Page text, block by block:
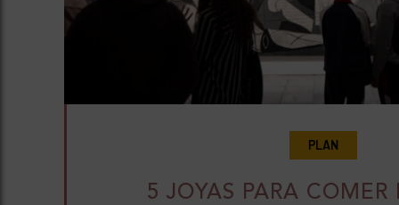
PLAN
5 JOYAS PARA COMER